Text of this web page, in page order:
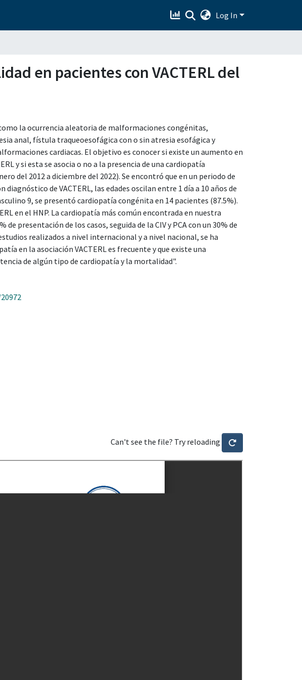
Log In
en pacientes con VACTERL del
la ocurrencia aleatoria de malformaciones congénitas,
anal, fístula traqueoesofágica con o sin atresia esofágica y
cardiacas. El objetivo es conocer si existe un aumento en
y si esta se asocia o no a la presencia de una cardiopatía
del 2012 a diciembre del 2022). Se encontró que en un periodo de
diagnóstico de VACTERL, las edades oscilan entre 1 día a 10 años de
9, se presentó cardiopatía congénita en 14 pacientes (87.5%).
en el HNP. La cardiopatía más común encontrada en nuestra
presentación de los casos, seguida de la CIV y PCA con un 30% de
realizados a nivel internacional y a nivel nacional, se ha
en la asociación VACTERL es frecuente y que existe una
de algún tipo de cardiopatía y la mortalidad".
Can't see the file? Try reloading